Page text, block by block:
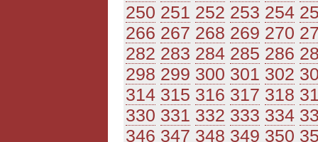
250 251 252 253 254
266 267 268 269 270
282 283 284 285 286
298 299 300 301 302
314 315 316 317 318
330 331 332 333 334
346 347 348 349 350